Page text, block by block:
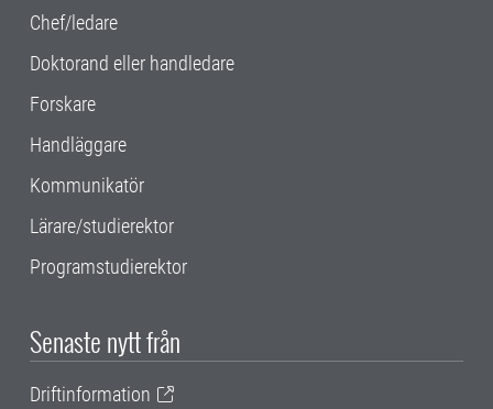
Chef/ledare
Doktorand eller handledare
Forskare
Handläggare
Kommunikatör
Lärare/studierektor
Programstudierektor
Senaste nytt från
Driftinformation